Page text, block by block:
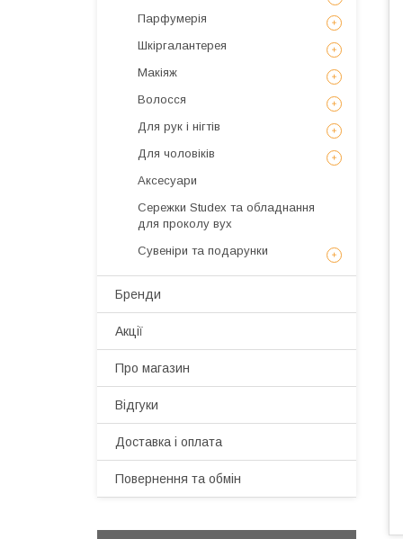
Парфумерія
Шкіргалантерея
Макіяж
Волосся
Для рук і нігтів
Для чоловіків
Аксесуари
Сережки Studex та обладнання
для проколу вух
Сувеніри та подарунки
Бренди
Акції
Про магазин
Відгуки
Доставка і оплата
Повернення та обмін